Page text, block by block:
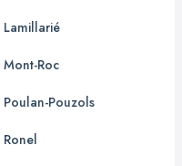
Lamillarié
Mont-Roc
Poulan-Pouzols
Ronel